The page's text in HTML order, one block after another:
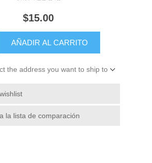
$15.00
AÑADIR AL CARRITO
the address you want to ship to
la lista de comparación